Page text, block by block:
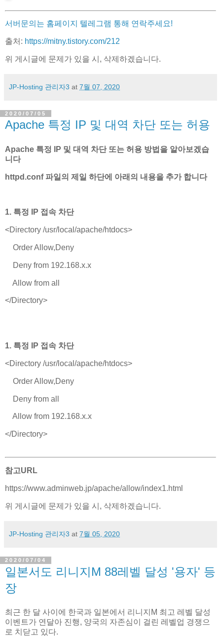
서버문의는 홈페이지 텔레그램 통해 연락주세요!
출처: https://mitny.tistory.com/212
위 게시글에 문제가 있을 시, 삭제하겠습니다.
JP-Hosting 관리자3 at 7월 07, 2020
2020/07/05
Apache 특정 IP 및 대역 차단 또는 허용
Apache 특정 IP 및 대역 차단 또는 허용 방법을 알아보겠습
니다
httpd.conf 파일의 제일 하단에 아래의 내용을 추가 합니다
1. 특정 IP 접속 차단
<Directory /usr/local/apache/htdocs>
Order Allow,Deny
Deny from 192.168.x.x
Allow from all
</Directory>
1. 특정 IP 접속 차단
<Directory /usr/local/apache/htdocs>
Order Allow,Deny
Deny from all
Allow from 192.168.x.x
</Directory>
참고URL
https://www.adminweb.jp/apache/allow/index1.html
위 게시글에 문제가 있을 시, 삭제하겠습니다.
JP-Hosting 관리자3 at 7월 05, 2020
2020/07/04
일본서도 리니지M 88레벨 달성 '용자' 등
장
최근 한 달 사이에 한국과 일본에서 리니지M 최고 레벨 달성
이벤트가 연달아 진행, 양국의 자존심이 걸린 레벨업 경쟁으
로 치닫고 있다.